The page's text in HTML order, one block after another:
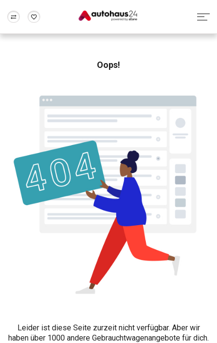
Rund um die Inzahlungnahme
Oops!
Leider ist diese Seite zurzeit nicht verfügbar. Aber wir
haben über 1000 andere Gebrauchtwagenangebote für dich.